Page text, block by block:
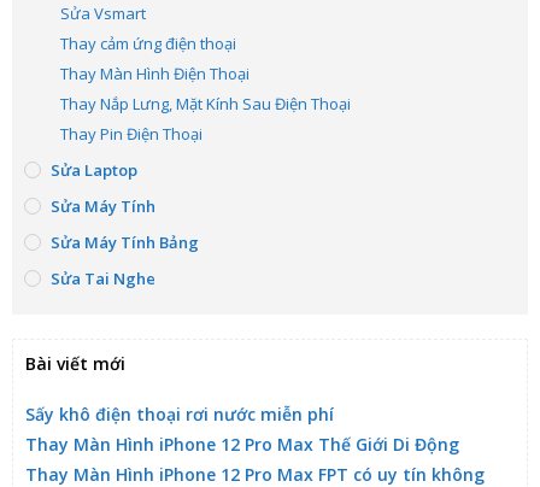
Sửa Vsmart
Thay cảm ứng điện thoại
Thay Màn Hình Điện Thoại
Thay Nắp Lưng, Mặt Kính Sau Điện Thoại
Thay Pin Điện Thoại
Sửa Laptop
Sửa Máy Tính
Sửa Máy Tính Bảng
Sửa Tai Nghe
Bài viết mới
Sấy khô điện thoại rơi nước miễn phí
Thay Màn Hình iPhone 12 Pro Max Thế Giới Di Động
Thay Màn Hình iPhone 12 Pro Max FPT có uy tín không